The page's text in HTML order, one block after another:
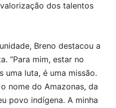
dos talentos
Breno destacou a
“Para mim, estar no
uma luta, é uma missão.
nome do Amazonas, da
povo indígena. A minha